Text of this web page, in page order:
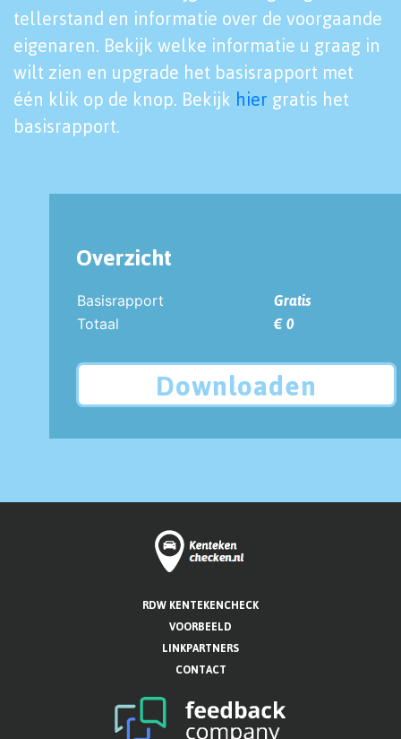
tellerstand en informatie over de voorgaande
eigenaren. Bekijk welke informatie u graag in
wilt zien en upgrade het basisrapport met
één klik op de knop. Bekijk hier gratis het
basisrapport.
Overzicht
Basisrapport
Gratis
Totaal
€ 0
Downloaden
RDW KENTEKENCHECK
VOORBEELD
LINKPARTNERS
CONTACT